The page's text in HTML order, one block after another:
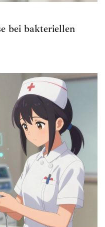
bei bakteriellen